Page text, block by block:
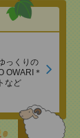
っくりの
OWARI＊
など